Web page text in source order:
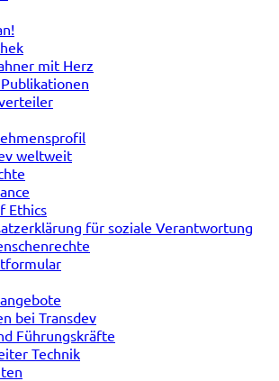
mit Herz
weltweit
Ethics
für soziale Verantwortung
bei Transdev
Führungskräfte
Technik